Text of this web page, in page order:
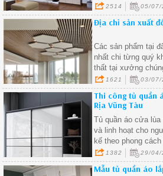
mẫu tủ đẹp nhất
2514 05/07/
Địa chỉ sản xuất
Các sản phẩm tại
nhất chi từng quý
thất tại xưởng
1621 03/07/
Thi công tủ quần
Rịa Vũng Tàu
Tủ quần áo cửa
và linh hoạt cho
kế theo phong
vẻ đẹp sang trọng
bạn
1382 29/04/
Mẫu tủ quần áo